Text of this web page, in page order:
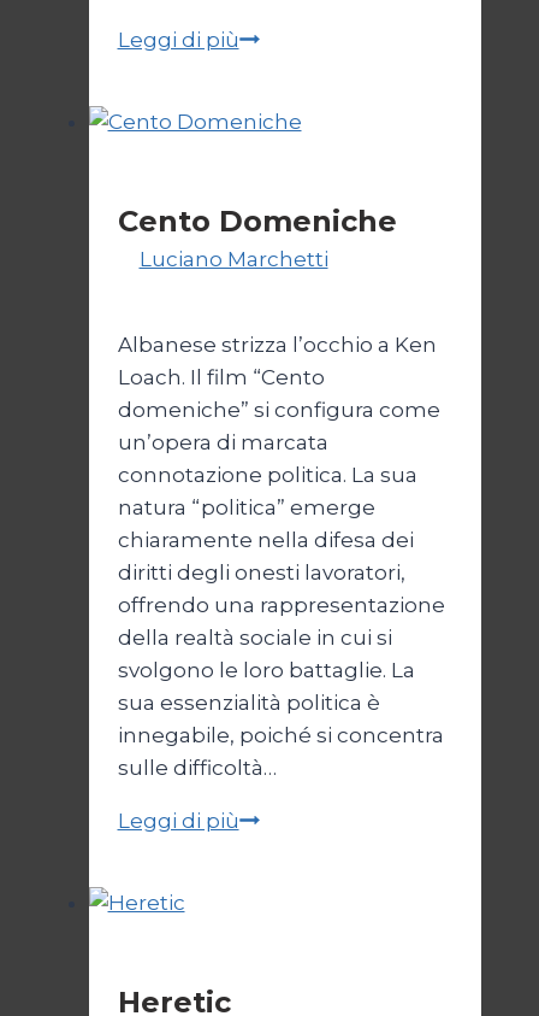
Leggi di piùLago
storia
Cento Domeniche
Luciano Marchetti
Albanese strizza l’occhio a Ken
Loach. Il film “Cento
domeniche” si configura come
un’opera di marcata
connotazione politica. La sua
natura “politica” emerge
chiaramente nella difesa dei
diritti degli onesti lavoratori,
offrendo una rappresentazione
della realtà sociale in cui si
svolgono le loro battaglie. La
sua essenzialità politica è
innegabile, poiché si concentra
sulle difficoltà…
Leggi di piùCento
Heretic